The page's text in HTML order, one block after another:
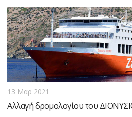
13 Μαρ 2021
Αλλαγή δρομολογίου του